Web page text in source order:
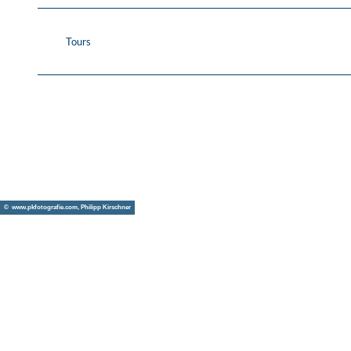
Tours
© www.pkfotografie.com, Philipp Kirschner